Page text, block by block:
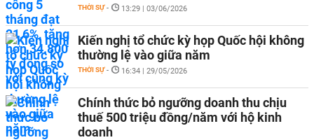
THỜI SỰ - 13:29 | 03/06/2026
Kiến nghị tổ chức kỳ họp Quốc hội không
thường lệ vào giữa năm
THỜI SỰ - 16:34 | 29/05/2026
Chính thức bỏ ngưỡng doanh thu chịu
thuế 500 triệu đồng/năm với hộ kinh
doanh